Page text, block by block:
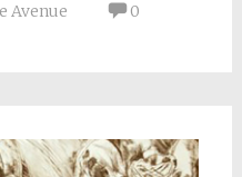
Avenue
0